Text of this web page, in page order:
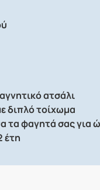
ατσάλι
διπλό τοίχωμα
τα φαγητά σας για
έτη